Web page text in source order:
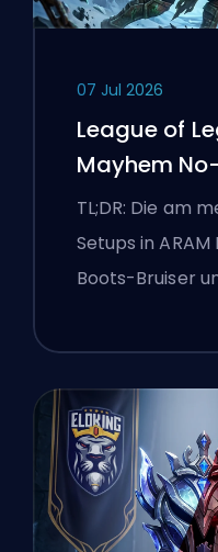
07 Jul 2026
League of
Mayhem
TL;DR: Die am
Setups in
Boots-Bruiser